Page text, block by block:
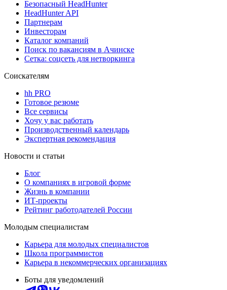
Безопасный HeadHunter
HeadHunter API
Партнерам
Инвесторам
Каталог компаний
Поиск по вакансиям в Ачинске
Сетка: соцсеть для нетворкинга
Соискателям
hh PRO
Готовое резюме
Все сервисы
Хочу у вас работать
Производственный календарь
Экспертная рекомендация
Новости и статьи
Блог
О компаниях в игровой форме
Жизнь в компании
ИТ-проекты
Рейтинг работодателей России
Молодым специалистам
Карьера для молодых специалистов
Школа программистов
Карьера в некоммерческих организациях
Боты для уведомлений